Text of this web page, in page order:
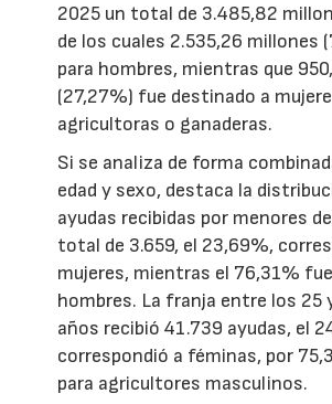
2025 un total de 3.485,82
de los cuales 2.535,26 millones
para hombres, mientras que
(27,27%) fue destinado a
agricultoras o ganaderas.
Si se analiza de forma
edad y sexo, destaca la
ayudas recibidas por menores
total de 3.659, el 23,69%,
mujeres, mientras el 76,31%
hombres. La franja entre los 25
años recibió 41.739 ayudas, el
correspondió a féminas, por
para agricultores masculinos.